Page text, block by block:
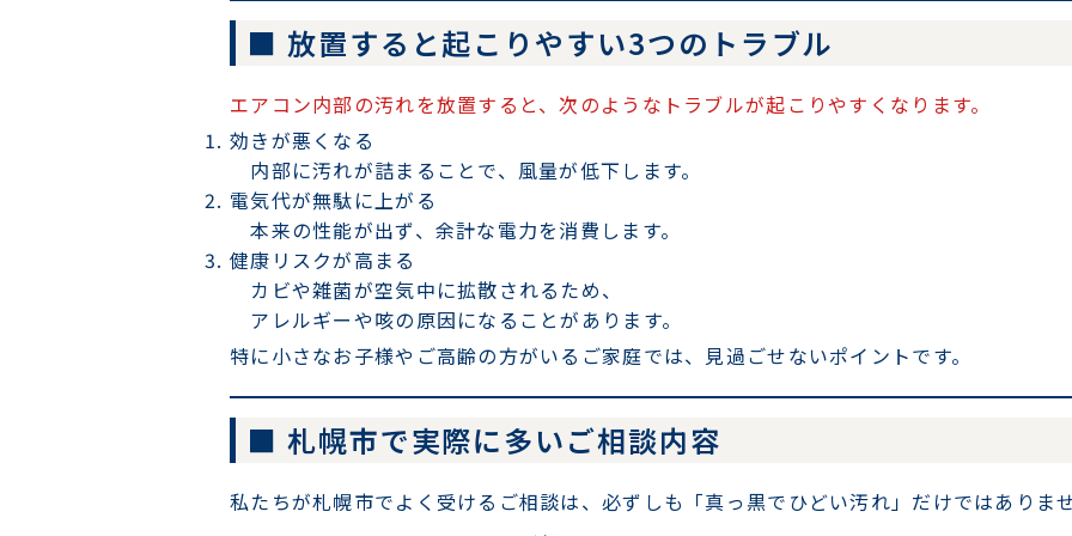
■ 放置すると起こりやすい3つのトラブル
エアコン内部の汚れを放置すると、次のようなトラブルが起こりやすくなります。
効きが悪くなる
内部に汚れが詰まることで、風量が低下します。
電気代が無駄に上がる
本来の性能が出ず、余計な電力を消費します。
健康リスクが高まる
カビや雑菌が空気中に拡散されるため、
アレルギーや咳の原因になることがあります。
特に小さなお子様やご高齢の方がいるご家庭では、見過ごせないポイントです。
■ 札幌市で実際に多いご相談内容
私たちが札幌市でよく受けるご相談は、必ずしも「真っ黒でひどい汚れ」だけではありま